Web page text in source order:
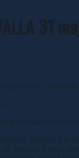
31
är förhandsfavorit i
på Solvalla. För
till Solvalla. Första